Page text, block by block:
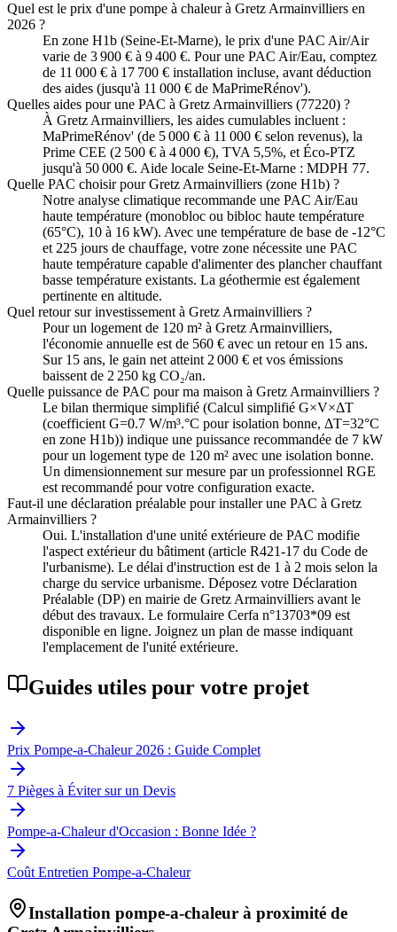
Quel est le prix d'une pompe à chaleur à Gretz Armainvilliers en
2026 ?
En zone H1b (Seine-Et-Marne), le prix d'une PAC Air/Air
varie de 3 900 € à 9 400 €. Pour une PAC Air/Eau, comptez
de 11 000 € à 17 700 € installation incluse, avant déduction
des aides (jusqu'à 11 000 € de MaPrimeRénov').
Quelles aides pour une PAC à Gretz Armainvilliers (77220) ?
À Gretz Armainvilliers, les aides cumulables incluent :
MaPrimeRénov' (de 5 000 € à 11 000 € selon revenus), la
Prime CEE (2 500 € à 4 000 €), TVA 5,5%, et Éco-PTZ
jusqu'à 50 000 €. Aide locale Seine-Et-Marne : MDPH 77.
Quelle PAC choisir pour Gretz Armainvilliers (zone H1b) ?
Notre analyse climatique recommande une PAC Air/Eau
haute température (monobloc ou bibloc haute température
(65°C), 10 à 16 kW). Avec une température de base de -12°C
et 225 jours de chauffage, votre zone nécessite une PAC
haute température capable d'alimenter des plancher chauffant
basse température existants. La géothermie est également
pertinente en altitude.
Quel retour sur investissement à Gretz Armainvilliers ?
Pour un logement de 120 m² à Gretz Armainvilliers,
l'économie annuelle est de 560 € avec un retour en 15 ans.
Sur 15 ans, le gain net atteint 2 000 € et vos émissions
baissent de 2 250 kg CO₂/an.
Quelle puissance de PAC pour ma maison à Gretz Armainvilliers ?
Le bilan thermique simplifié (Calcul simplifié G×V×ΔT
(coefficient G=0.7 W/m³.°C pour isolation bonne, ΔT=32°C
en zone H1b)) indique une puissance recommandée de 7 kW
pour un logement type de 120 m² avec une isolation bonne.
Un dimensionnement sur mesure par un professionnel RGE
est recommandé pour votre configuration exacte.
Faut-il une déclaration préalable pour installer une PAC à Gretz
Armainvilliers ?
Oui. L'installation d'une unité extérieure de PAC modifie
l'aspect extérieur du bâtiment (article R421-17 du Code de
l'urbanisme). Le délai d'instruction est de 1 à 2 mois selon la
charge du service urbanisme. Déposez votre Déclaration
Préalable (DP) en mairie de Gretz Armainvilliers avant le
début des travaux. Le formulaire Cerfa n°13703*09 est
disponible en ligne. Joignez un plan de masse indiquant
l'emplacement de l'unité extérieure.
Guides utiles pour votre projet
Prix Pompe-a-Chaleur 2026 : Guide Complet
7 Pièges à Éviter sur un Devis
Pompe-a-Chaleur d'Occasion : Bonne Idée ?
Coût Entretien Pompe-a-Chaleur
Installation pompe-a-chaleur à proximité de